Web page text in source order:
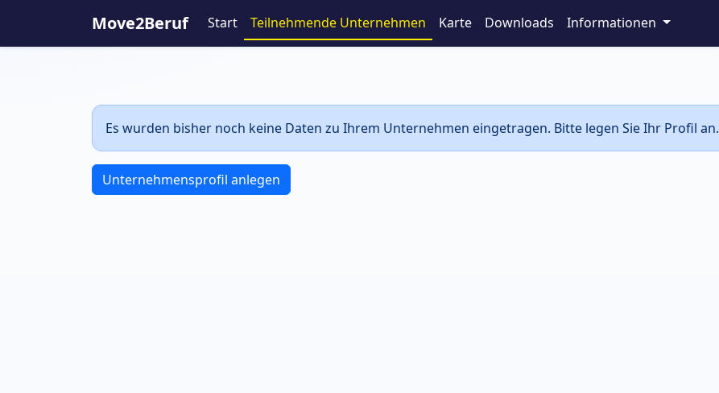
Move2Beruf Start Teilnehmende Unternehmen Karte Downloads Informationen
Es wurden bisher noch keine Daten zu Ihrem Unternehmen eingetragen. Bitte legen Sie Ihr Profil an.
Unternehmensprofil anlegen